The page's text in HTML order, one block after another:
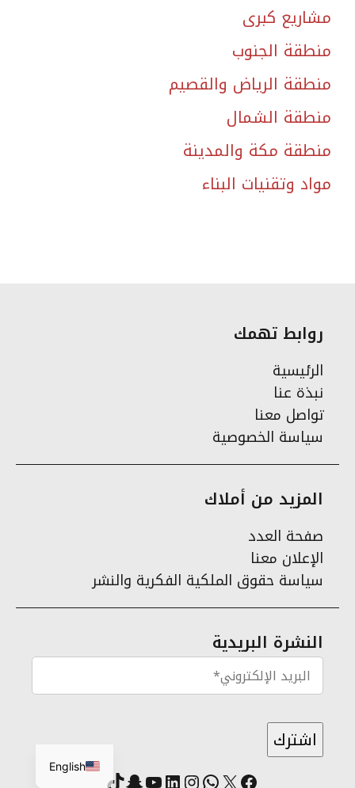
مشاريع كبرى
منطقة الجنوب
منطقة الرياض والقصيم
منطقة الشمال
منطقة مكة والمدينة
مواد وتقنيات البناء
روابط تهمك
الرئيسية
نبذة عنا
تواصل معنا
سياسة الخصوصية
المزيد من أملاك
صفحة العدد
الإعلان معنا
سياسة حقوق الملكية الفكرية والنشر
النشرة البريدية
English